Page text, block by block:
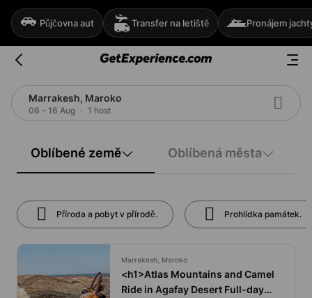
Půjčovna aut Transfer na letiště Pronájem
Marrakesh, Maroko
06 - 16 Aug 1 host
Oblíbené země Oblíbená města
Příroda a pobyt v přírodě. Prohlídka památek.
Marrakesh, Maroko
<h1>Atlas Mountains and Camel
Ride in Agafay Desert Full-day